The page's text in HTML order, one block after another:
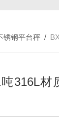
锈钢平台秤 /
316L材